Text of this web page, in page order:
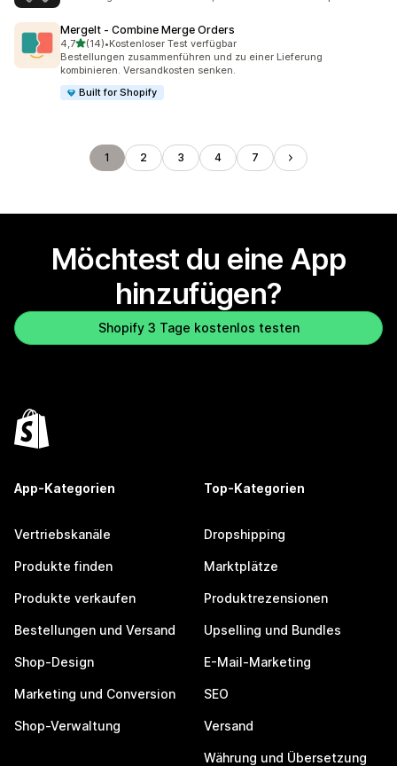
MergeIt ‑ Combine Merge Orders
4,7von 5 Sternen
(14)
14 Rezensionen insgesamt
•Kostenloser Test verfügbar
Bestellungen zusammenführen und zu einer Lieferung
kombinieren. Versandkosten senken.
Built for Shopify
1 2 3 4 7
Möchtest du eine App
hinzufügen?
Shopify 3 Tage kostenlos testen
App-Kategorien
Vertriebskanäle
Produkte finden
Produkte verkaufen
Bestellungen und Versand
Shop-Design
Marketing und Conversion
Shop-Verwaltung
Top-Kategorien
Dropshipping
Marktplätze
Produktrezensionen
Upselling und Bundles
E-Mail-Marketing
SEO
Versand
Währung und Übersetzung